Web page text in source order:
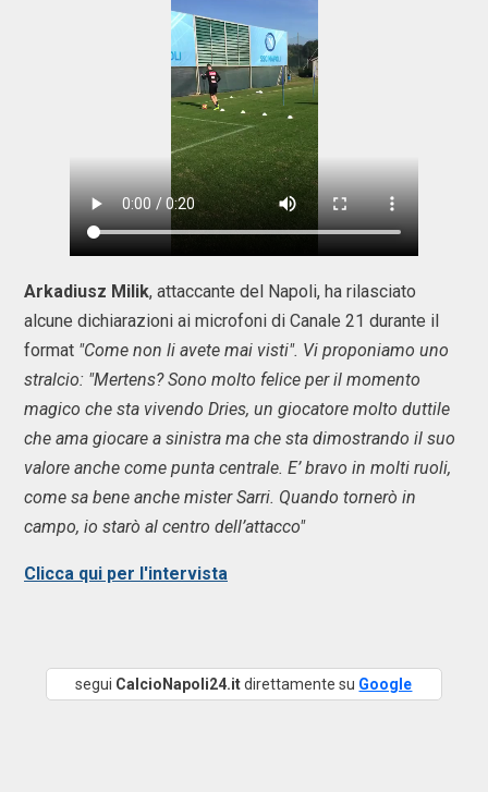
Arkadiusz Milik, attaccante del Napoli, ha rilasciato
alcune dichiarazioni ai microfoni di Canale 21 durante il
format "Come non li avete mai visti". Vi proponiamo uno
stralcio: "Mertens? Sono molto felice per il momento
magico che sta vivendo Dries, un giocatore molto duttile
che ama giocare a sinistra ma che sta dimostrando il suo
valore anche come punta centrale. E’ bravo in molti ruoli,
come sa bene anche mister Sarri. Quando tornerò in
campo, io starò al centro dell’attacco"
Clicca qui per l'intervista
segui CalcioNapoli24.itdirettamente su Google